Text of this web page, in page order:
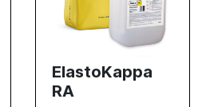
ElastoKappa
RA